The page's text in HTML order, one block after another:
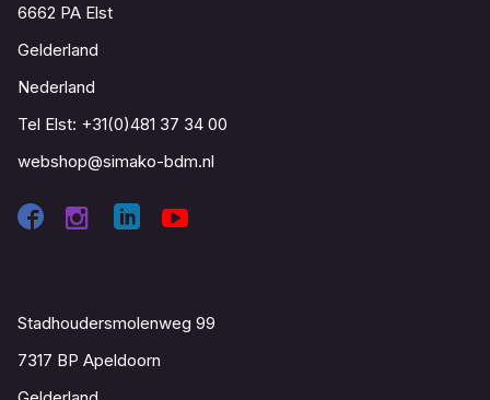
6662 PA Elst
Gelderland
Nederland
Tel Elst: +31(0)481 37 34 00
webshop@simako-bdm.nl
Stadhoudersmolenweg 99
7317 BP Apeldoorn